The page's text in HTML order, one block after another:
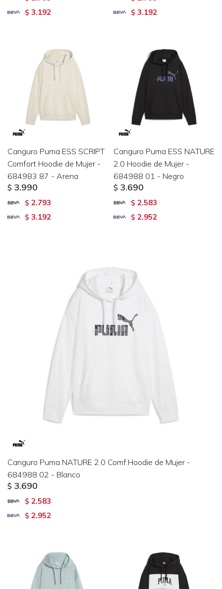
$ 3.192 $ 3.192
Canguro Puma ESS SCRIPT
Comfort Hoodie de Mujer -
684983 87 - Arena
$ 3.990
$ 2.793
$ 3.192
Canguro Puma ESS NATURE
2.0 Hoodie de Mujer -
684988 01 - Negro
$ 3.690
$ 2.583
$ 2.952
Canguro Puma NATURE 2.0 Comf.Hoodie de Mujer -
684988 02 - Blanco
$ 3.690
$ 2.583
$ 2.952